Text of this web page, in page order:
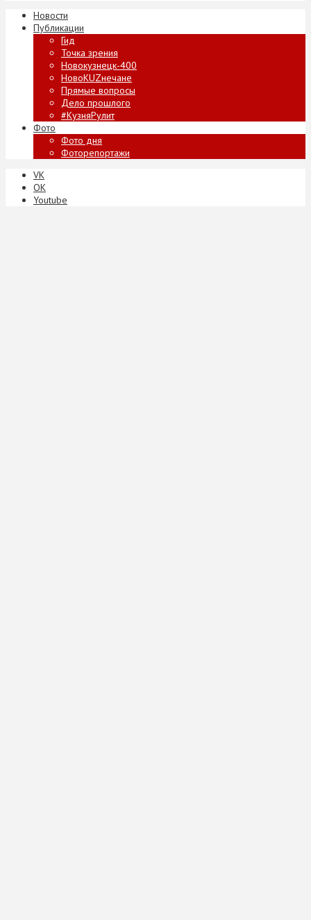
Новости
Публикации
Гид
Точка зрения
Новокузнецк-400
НовоKUZнечане
Прямые вопросы
Дело прошлого
#КузняРулит
Фото
Фото дня
Фоторепортажи
VK
ОК
Youtube